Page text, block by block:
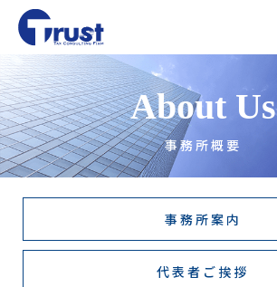
About Us
事務所概要
事務所案内
代表者ご挨拶